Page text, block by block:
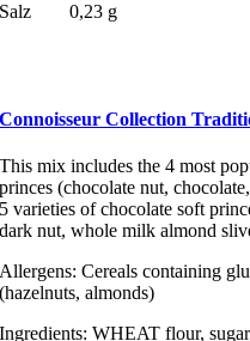
Salz 0,23 g
Connoisseur Collection
This mix includes the 4 most
princes (chocolate nut,
5 varieties of chocolate soft
dark nut, whole milk almond
Allergens: Cereals containing
(hazelnuts, almonds)
Ingredients: WHEAT flour,